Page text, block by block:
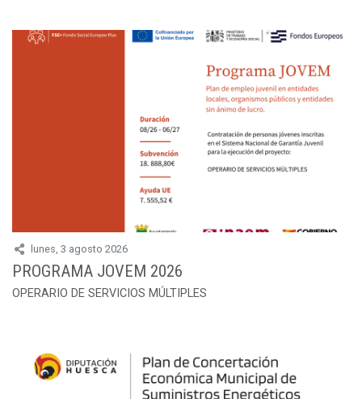
lunes, 3 agosto 2026
PROGRAMA JOVEM 2026
OPERARIO DE SERVICIOS MÚLTIPLES